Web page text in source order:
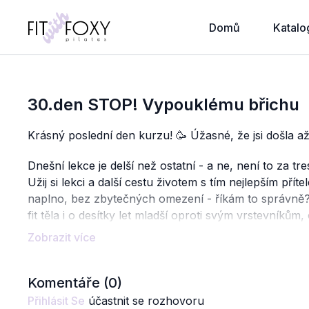
Domů
30.den STOP! Vypouklému břichu
Krásný poslední den kurzu! 🥳 Úžasné, že jsi došla
Dnešní lekce je delší než ostatní - a ne, není to za
Užij si lekci a další cestu životem s tím nejlepším
naplno, bez zbytečných omezení - říkám to
fit těla i o desítky let mladší oproti svým vrstevníkům,
Dej si ranní minutku u futer :-)
Komentáře (0)
Přihlásit Se účastnit se rozhovoru